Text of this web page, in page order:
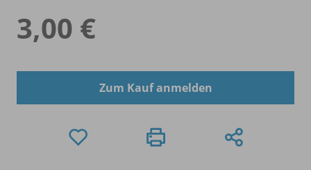
3,00 €
Zum Kauf anmelden